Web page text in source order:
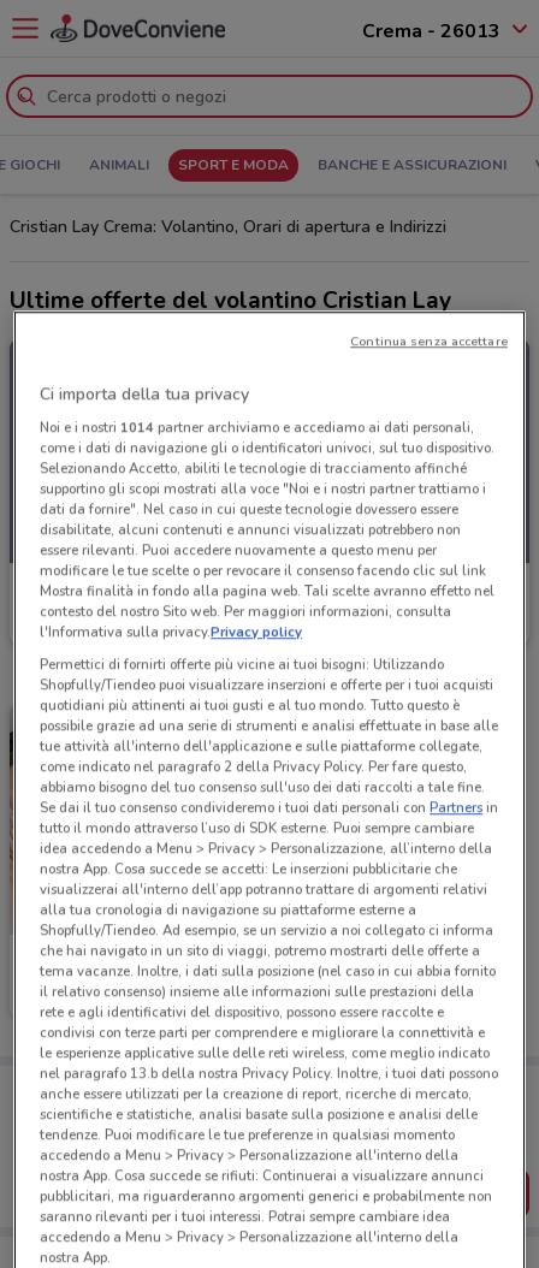
Crema - 26013
GIOCHI ANIMALI SPORT E MODA BANCHE E ASSICURAZIONI
Cristian Lay Crema: Volantino, Orari di apertura e Indirizzi
Ultime offerte del volantino Cristian Lay
Cristian Lay
Scade il 16/08
Cristian Lay
Scade il 31/12
Porta DoveConviene sempre con te!
Puoi trovare le migliori offerte dei negozi vicino a te,
salvarle e creare la tua lista del risparmio, comodamente
dal tuo cellulare.
SCARICA L’APP
Ci importa della tua privacy
Noi e i nostri 1014partner archiviamo e accediamo ai dati personali,
come i dati di navigazione gli o identificatori univoci, sul tuo dispositivo.
Selezionando Accetto, abiliti le tecnologie di tracciamento affinché
supportino gli scopi mostrati alla voce "Noi e i nostri partner trattiamo i
dati da fornire". Nel caso in cui queste tecnologie dovessero essere
disabilitate, alcuni contenuti e annunci visualizzati potrebbero non
essere rilevanti. Puoi accedere nuovamente a questo menu per
modificare le tue scelte o per revocare il consenso facendo clic sul link
Mostra finalità in fondo alla pagina web. Tali scelte avranno effetto nel
contesto del nostro Sito web. Per maggiori informazioni, consulta
l'Informativa sulla privacy.Privacy policy
Permettici di fornirti offerte più vicine ai tuoi bisogni: Utilizzando
Shopfully/Tiendeo puoi visualizzare inserzioni e offerte per i tuoi acquisti
quotidiani più attinenti ai tuoi gusti e al tuo mondo. Tutto questo è
possibile grazie ad una serie di strumenti e analisi effettuate in base alle
tue attività all'interno dell'applicazione e sulle piattaforme collegate,
come indicato nel paragrafo 2 della Privacy Policy. Per fare questo,
abbiamo bisogno del tuo consenso sull'uso dei dati raccolti a tale fine.
Se dai il tuo consenso condivideremo i tuoi dati personali conPartnersin
tutto il mondo attraverso l’uso di SDK esterne. Puoi sempre cambiare
idea accedendo a Menu > Privacy > Personalizzazione, all’interno della
nostra App. Cosa succede se accetti: Le inserzioni pubblicitarie che
visualizzerai all'interno dell’app potranno trattare di argomenti relativi
alla tua cronologia di navigazione su piattaforme esterne a
Shopfully/Tiendeo. Ad esempio, se un servizio a noi collegato ci informa
che hai navigato in un sito di viaggi, potremo mostrarti delle offerte a
tema vacanze. Inoltre, i dati sulla posizione (nel caso in cui abbia fornito
il relativo consenso) insieme alle informazioni sulle prestazioni della
rete e agli identificativi del dispositivo, possono essere raccolte e
condivisi con terze parti per comprendere e migliorare la connettività e
le esperienze applicative sulle delle reti wireless, come meglio indicato
nel paragrafo 13.b della nostra Privacy Policy. Inoltre, i tuoi dati possono
anche essere utilizzati per la creazione di report, ricerche di mercato,
scientifiche e statistiche, analisi basate sulla posizione e analisi delle
tendenze. Puoi modificare le tue preferenze in qualsiasi momento
accedendo a Menu > Privacy > Personalizzazione all'interno della
nostra App. Cosa succede se rifiuti: Continuerai a visualizzare annunci
pubblicitari, ma riguarderanno argomenti generici e probabilmente non
saranno rilevanti per i tuoi interessi. Potrai sempre cambiare idea
accedendo a Menu > Privacy > Personalizzazione all'interno della
nostra App.
Continua senza accettare